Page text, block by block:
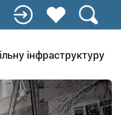
інфраструктуру